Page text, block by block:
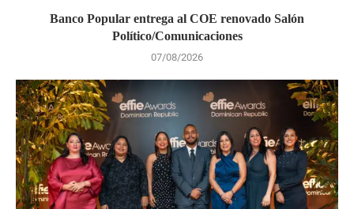
Banco Popular entrega al COE renovado Salón
Político/Comunicaciones
07/08/2026